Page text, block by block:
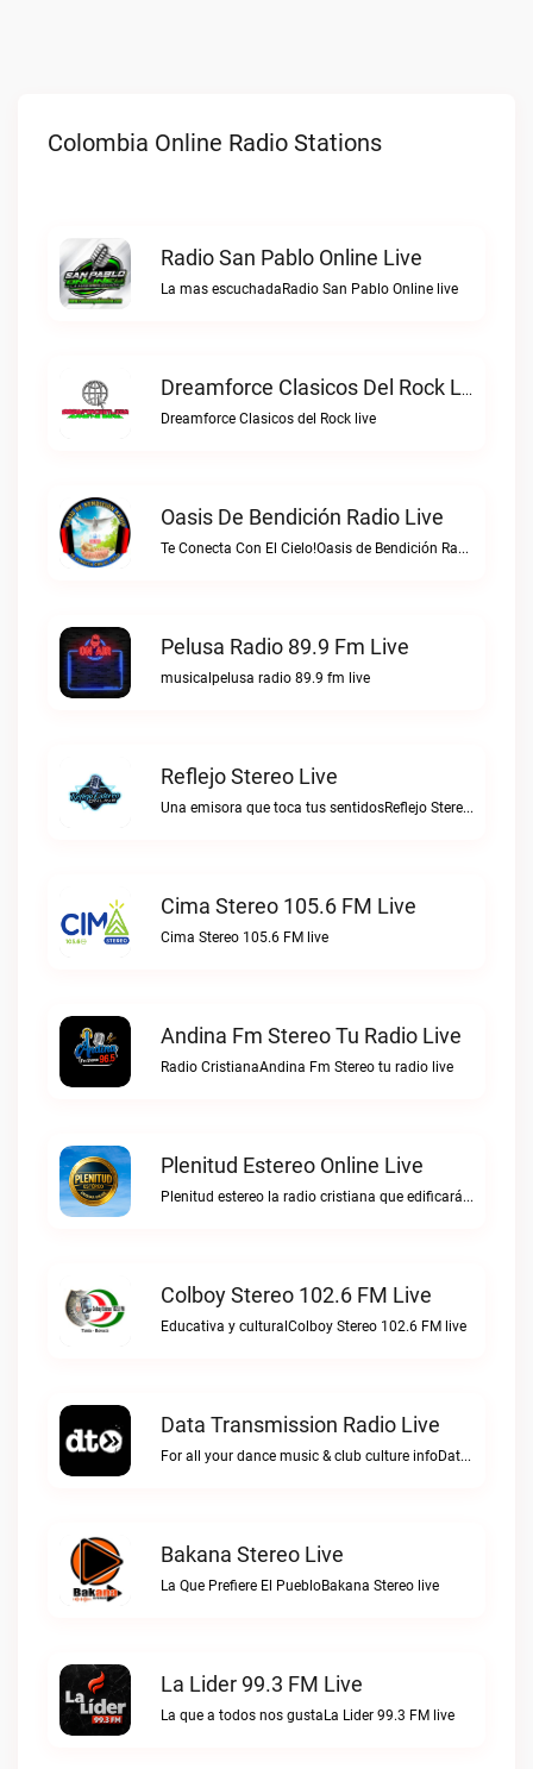
Colombia Online Radio Stations
Radio San Pablo Online Live
La mas escuchadaRadio San Pablo Online live
Dreamforce Clasicos Del Rock Live
Dreamforce Clasicos del Rock live
Oasis De Bendición Radio Live
Te Conecta Con El Cielo!Oasis de Bendición Radio live
Pelusa Radio 89.9 Fm Live
musicalpelusa radio 89.9 fm live
Reflejo Stereo Live
Una emisora que toca tus sentidosReflejo Stereo live
Cima Stereo 105.6 FM Live
Cima Stereo 105.6 FM live
Andina Fm Stereo Tu Radio Live
Radio CristianaAndina Fm Stereo tu radio live
Plenitud Estereo Online Live
Plenitud estereo la radio cristiana que edificará tu vida.Plenitud Estereo Online live
Colboy Stereo 102.6 FM Live
Educativa y culturalColboy Stereo 102.6 FM live
Data Transmission Radio Live
For all your dance music & club culture infoData Transmission Radio live
Bakana Stereo Live
La Que Prefiere El PuebloBakana Stereo live
La Lider 99.3 FM Live
La que a todos nos gustaLa Lider 99.3 FM live